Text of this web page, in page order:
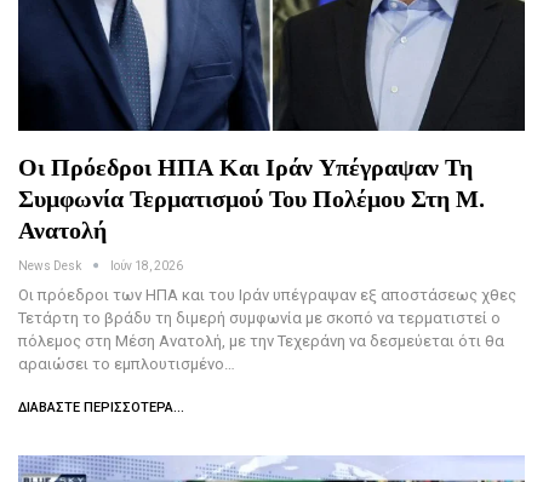
Οι Πρόεδροι ΗΠΑ Και Ιράν Υπέγραψαν Τη
Συμφωνία Τερματισμού Του Πολέμου Στη Μ.
Ανατολή
News Desk Ιούν 18, 2026
Οι πρόεδροι των ΗΠΑ και του Ιράν υπέγραψαν εξ αποστάσεως χθες
Τετάρτη το βράδυ τη διμερή συμφωνία με σκοπό να τερματιστεί ο
πόλεμος στη Μέση Ανατολή, με την Τεχεράνη να δεσμεύεται ότι θα
αραιώσει το εμπλουτισμένο…
ΔΙΑΒΆΣΤΕ ΠΕΡΙΣΣΌΤΕΡΑ...